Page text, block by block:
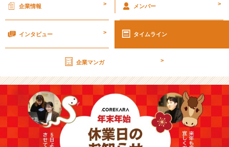
を
き
ま
す
【株
式
会
社
企業情報 > メンバー >
インタビュー > タイムライン
企業マンガ >